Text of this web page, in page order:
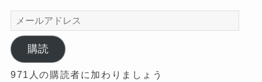
メ
ー
ル
ア
ド
購読
971人の購読者に加わりましょう